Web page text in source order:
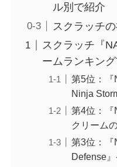
ル別で紹介
スクラッチ
スクラッチ『
ームランキン
第5位：『
Ninja
第4位：『
クリーム
第3位：『
Defense